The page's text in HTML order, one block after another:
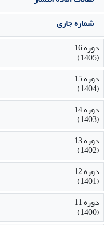
شماره جاری
دوره 16
(1405)
دوره 15
(1404)
دوره 14
(1403)
دوره 13
(1402)
دوره 12
(1401)
دوره 11
(1400)